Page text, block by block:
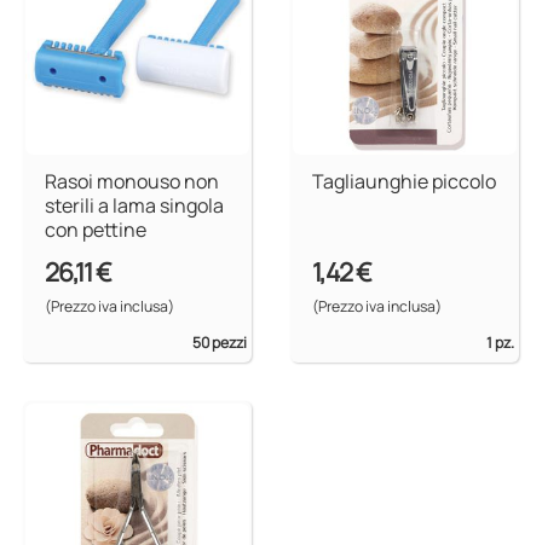
Rasoi monouso non
sterili a lama singola
con pettine
26,11 €
(Prezzo iva inclusa)
50 pezzi
Tagliaunghie piccolo
1,42 €
(Prezzo iva inclusa)
1 pz.